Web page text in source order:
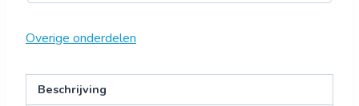
Overige onderdelen
Beschrijving